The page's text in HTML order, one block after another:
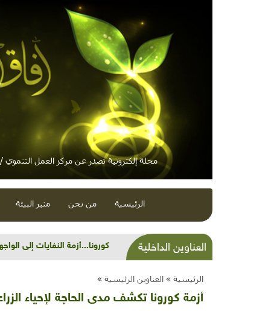
مجلة إلكترونية تصدر عن مركز العمل التنموي
الرئيسية من نحن منبر البيئة
العناوين الداخلية شذرات بيئية وتنموية...كورونا
الرئيسية » العناوين الرئيسية »
أزمة كورونا تكشف مدى الحاجة لإحياء